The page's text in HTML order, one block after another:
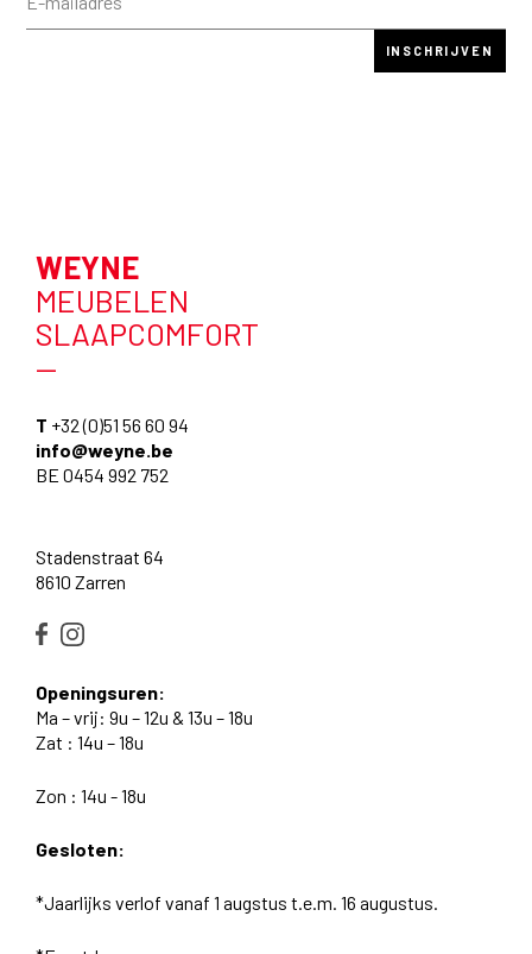
WEYNE
MEUBELEN
SLAAPCOMFORT
—
T +32 (0)51 56 60 94
info@weyne.be
BE 0454 992 752
Stadenstraat 64
8610 Zarren
Openingsuren:
Ma – vrij: 9u – 12u & 13u – 18u
Zat : 14u – 18u
Zon : 14u - 18u
Gesloten:
*Jaarlijks verlof vanaf 1 augstus t.e.m. 16 augustus.